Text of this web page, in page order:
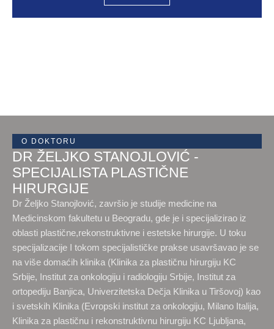
O DOKTORU
DR ŽELJKO STANOJLOVIĆ -
SPECIJALISTA PLASTIČNE
HIRURGIJE
Dr Željko Stanojlović, završio je studije medicine na
Medicinskom fakultetu u Beogradu, gde je i specijalizirao iz
oblasti plastične,rekonstruktivne i estetske hirurgije. U toku
specijalizacije I tokom specijalističke prakse usavršavao je se
na više domaćih klinika (Klinika za plastičnu hirurgiju KC
Srbije, Institut za onkologiju i radiologiju Srbije, Institut za
ortopediju Banjica, Univerzitetska Dečja Klinika u Tiršovoj) kao
i svetskih Klinika (Evropski institut za onkologiju, Milano Italija,
Klinika za plastičnu i rekonstruktivnu hirurgiju KC Ljubljana,